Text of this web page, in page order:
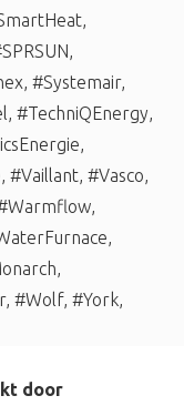
,
,
, #Systemair,
, #TechniQEnergy,
,
, #Vaillant, #Vasco,
,
,
,
, #Wolf, #York,
door